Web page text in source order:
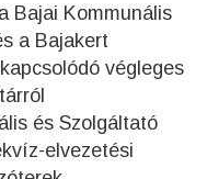
Bajai Kommunális
a Bajakert
végleges
és Szolgáltató
elvezetési